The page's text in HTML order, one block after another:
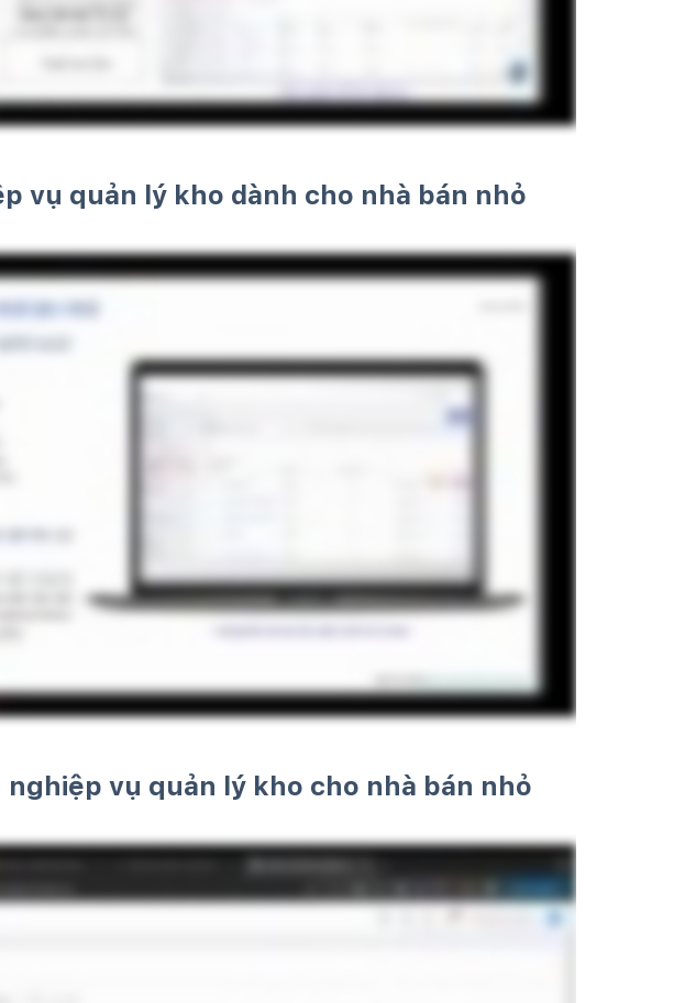
vụ quản lý kho dành cho nhà bán nhỏ
vụ quản lý kho cho nhà bán nhỏ